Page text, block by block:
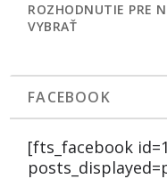
ROZHODNUTIE PRE
VYBRAŤ
FACEBOOK
[fts_facebook